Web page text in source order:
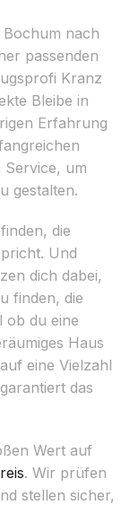
nach
passenden
Kranz
Bleibe in
Erfahrung
um
gestalten.
die
Und
dich dabei,
finden, die
ob du eine
Haus
eine Vielzahl
das
Wert auf
. Wir prüfen
stellen sicher,